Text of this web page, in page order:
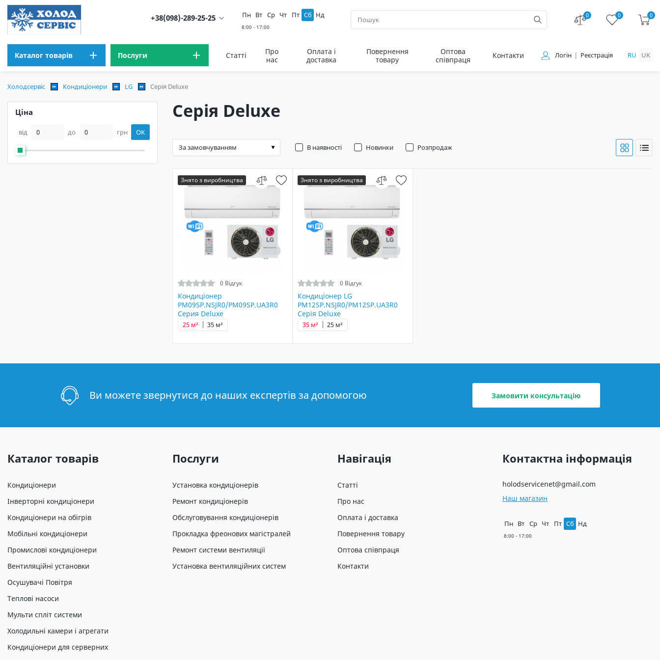
+38(098)-289-25-25 Пн Вт Ср Чт Пт Сб Нд 0 0 0
Каталог товарів Послуги Статті
Про
нас
Оплата і
доставка
Повернення
товару
Оптова
співпраця
Контакти Логін Реєстрація RU UK
Холодсервіс Кондиціонери LG Серія Deluxe
Ціна
від до грн OK
Серія Deluxe
В наявності Новинки Розпродаж
Знято з виробництва
0 Відгук
Кондиціонер
PM09SP.NSJR0/PM09SP.UA3R0
Серия Deluxe
25 м² 35 м²
Знято з виробництва
0 Відгук
Кондиціонер LG
PM12SP.NSJR0/PM12SP.UA3R0
Серія Deluxe
25 м²
35 м²
Ви можете звернутися до наших експертів за допомогою Замовити консультацію
Каталог товарів
Кондиціонери
Інверторні кондиціонери
Кондиціонери на обігрів
Мобільні кондиціонери
Промислові кондиціонери
Вентиляційні установки
Осушувачі Повітря
Теплові насоси
Мульти спліт системи
Холодильні камери і агрегати
Кондиціонери для серверних
Послуги
Установка кондиціонерів
Ремонт кондиціонерів
Обслуговування кондиціонерів
Прокладка фреонових магістралей
Ремонт системи вентиляції
Установка вентиляційних систем
Навігація
Статті
Про нас
Оплата і доставка
Повернення товару
Оптова співпраця
Контакти
Контактна інформація
holodservicenet@gmail.com
Наш магазин
Пн Вт Ср Чт Пт Сб Нд